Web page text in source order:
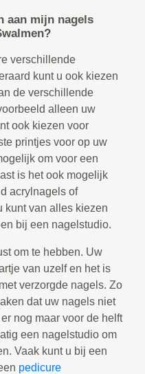
aan mijn nagels
verschillende
kunt u ook kiezen
de verschillende
alleen uw
ook kiezen voor
printjes voor op uw
om voor een
is het ook mogelijk
acrylnagels of
kunt van alles kiezen
bij een nagelstudio.
om te hebben. Uw
van uzelf en het is
verzorgde nagels. Zo
dat uw nagels niet
nog maar voor de helft
een nagelstudio om
Vaak kunt u bij een
pedicure